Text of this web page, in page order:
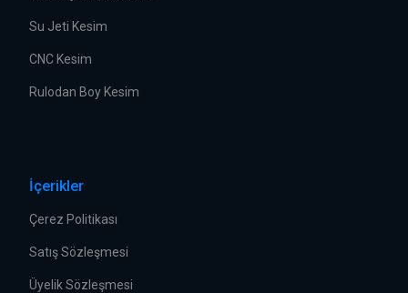
Su Jeti Kesim
CNC Kesim
Rulodan Boy Kesim
İçerikler
Çerez Politikası
Satış Sözleşmesi
Üyelik Sözleşmesi